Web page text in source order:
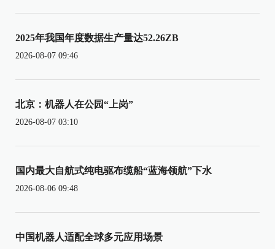
2025年我国年度数据生产量达52.26ZB
2026-08-07 09:46
北京：机器人在公园“上岗”
2026-08-07 03:10
国内最大自航式纯电驱布缆船“蓝海领航”下水
2026-08-06 09:48
中国机器人适配全球多元应用场景